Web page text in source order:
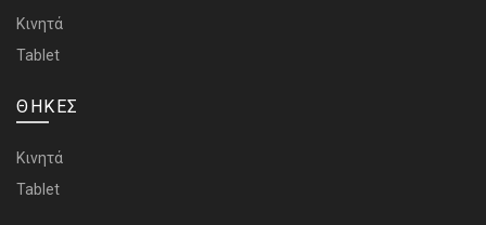
Κινητά
Tablet
ΘΗΚΕΣ
Κινητά
Tablet